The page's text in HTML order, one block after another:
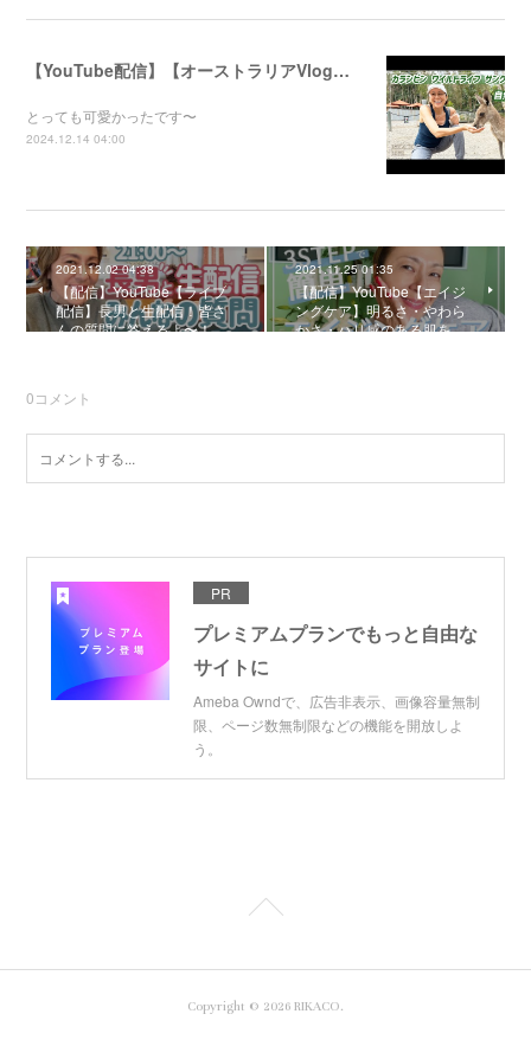
【YouTube配信】【オーストラリアVlog】自然公園で動物たちと触れ合ってきました〜
とっても可愛かったです〜
2024.12.14 04:00
2021.12.02 04:38
【配信】YouTube【ライブ
配信】長男と生配信！皆さ
んの質問に答えるよ〜！
2021.11.25 01:35
【配信】YouTube【エイジ
ングケア】明るさ・やわら
かさ・ハリ感のある肌を…
0コメント
PR
プレミアムプランでもっと自由な
サイトに
Ameba Owndで、広告非表示、画像容量無制
限、ページ数無制限などの機能を開放しよ
う。
Copyright © 2026 RIKACO.